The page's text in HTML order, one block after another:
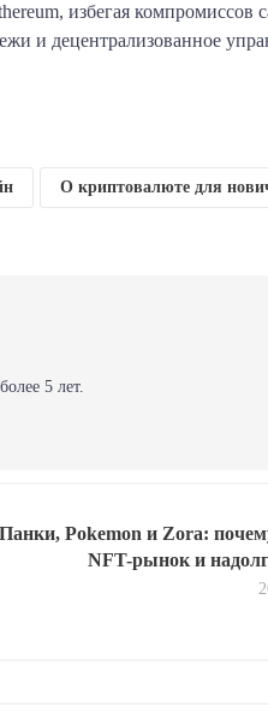
избегая компромиссов
и децентрализованное
О криптовалюте для
5 лет.
Панки, Pokemon и Zora:
NFT-рынок и